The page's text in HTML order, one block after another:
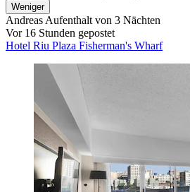
Weniger
Andreas Aufenthalt von 3 Nächten
Vor 16 Stunden gepostet
Hotel Riu Plaza Fisherman's Wharf